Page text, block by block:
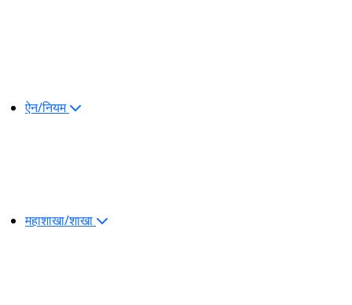
ऐन/नियम
महाशाखा/शाखा